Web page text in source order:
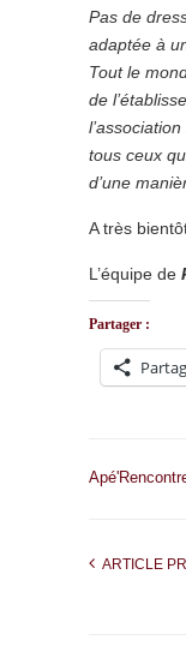
Pas de
adaptée à
Tout le
de
tous ceux
d’une
A très
L’équipe de
Partager :
ARTICLE